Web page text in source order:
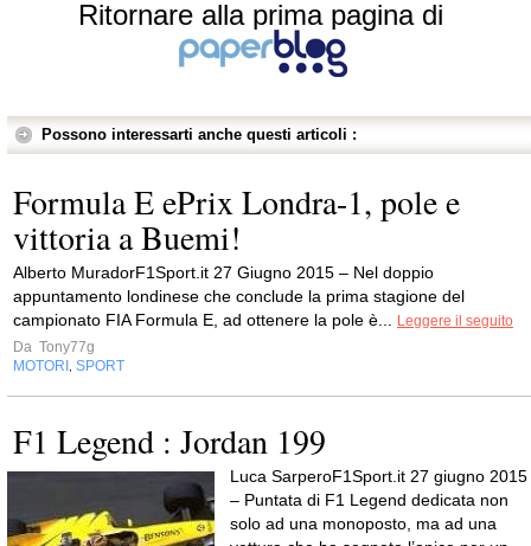
Ritornare alla prima pagina di
Possono interessarti anche questi articoli :
Formula E ePrix Londra-1, pole e
vittoria a Buemi!
Alberto MuradorF1Sport.it 27 Giugno 2015 – Nel doppio
appuntamento londinese che conclude la prima stagione del
campionato FIA Formula E, ad ottenere la pole è...
Leggere il seguito
Da Tony77g
MOTORI
SPORT
F1 Legend : Jordan 199
Luca SarperoF1Sport.it 27 giugno 2015
– Puntata di F1 Legend dedicata non
solo ad una monoposto, ma ad una